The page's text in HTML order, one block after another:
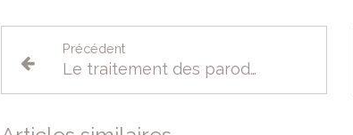
Précédent
Le traitement des parodontites (déchaussement des dents)